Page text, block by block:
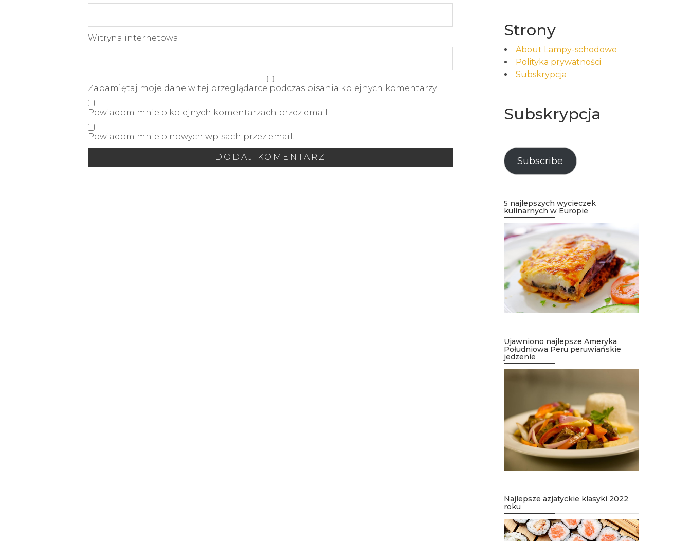
Witryna internetowa
Zapamiętaj moje dane w tej przeglądarce podczas pisania kolejnych komentarzy.
Powiadom mnie o kolejnych komentarzach przez email.
Powiadom mnie o nowych wpisach przez email.
Strony
About Lampy-schodowe
Polityka prywatności
Subskrypcja
Subskrypcja
Subscribe
5 najlepszych wycieczek
kulinarnych w Europie
Ujawniono najlepsze Ameryka
Południowa Peru peruwiańskie
jedzenie
Najlepsze azjatyckie klasyki 2022
roku